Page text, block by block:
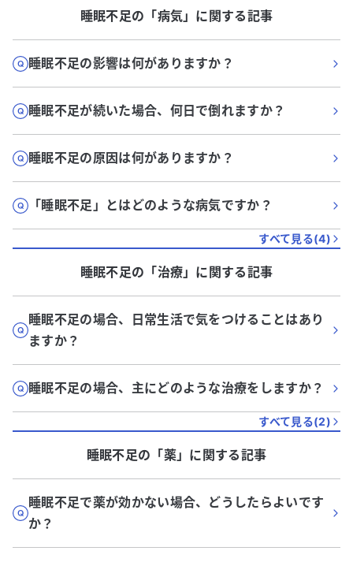
睡眠不足の「病気」に関する記事
睡眠不足の影響は何がありますか？
睡眠不足が続いた場合、何日で倒れますか？
睡眠不足の原因は何がありますか？
「睡眠不足」とはどのような病気ですか？
すべて見る(4)
睡眠不足の「治療」に関する記事
睡眠不足の場合、日常生活で気をつけることはあり
ますか？
睡眠不足の場合、主にどのような治療をしますか？
すべて見る(2)
睡眠不足の「薬」に関する記事
睡眠不足で薬が効かない場合、どうしたらよいです
か？